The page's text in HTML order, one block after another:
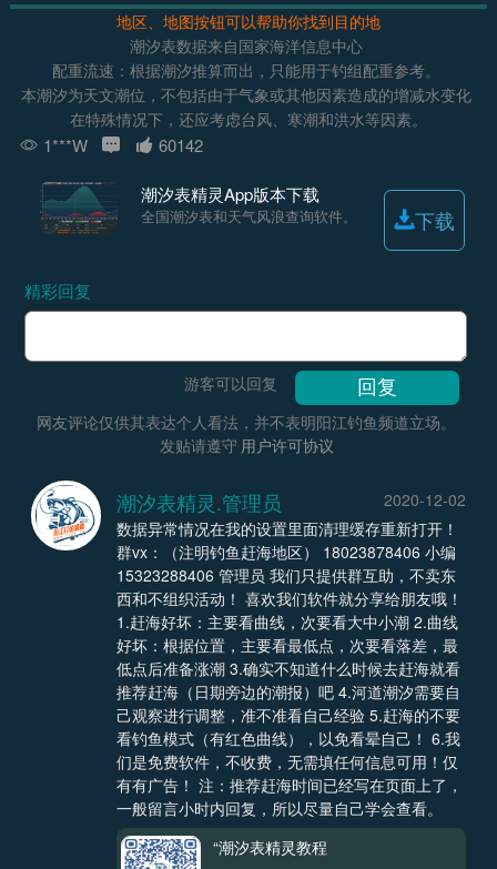
地区、地图按钮可以帮助你找到目的地
潮汐表数据来自国家海洋信息中心
配重流速：根据潮汐推算而出，只能用于钓组配重参考。
本潮汐为天文潮位，不包括由于气象或其他因素造成的增减水变化
在特殊情况下，还应考虑台风、寒潮和洪水等因素。
1***W 60142
潮汐表精灵App版本下载
全国潮汐表和天气风浪查询软件。 下载
精彩回复
游客可以回复
网友评论仅供其表达个人看法，并不表明阳江钓鱼频道立场。
发贴请遵守 用户许可协议
潮汐表精灵.管理员
2020-12-02
数据异常情况在我的设置里面清理缓存重新打开！
群vx：（注明钓鱼赶海地区） 18023878406 小编
15323288406 管理员 我们只提供群互助，不卖东
西和不组织活动！ 喜欢我们软件就分享给朋友哦！
1.赶海好坏：主要看曲线，次要看大中小潮 2.曲线
好坏：根据位置，主要看最低点，次要看落差，最
低点后准备涨潮 3.确实不知道什么时候去赶海就看
推荐赶海（日期旁边的潮报）吧 4.河道潮汐需要自
己观察进行调整，准不准看自己经验 5.赶海的不要
看钓鱼模式（有红色曲线），以免看晕自己！ 6.我
们是免费软件，不收费，无需填任何信息可用！仅
有有广告！ 注：推荐赶海时间已经写在页面上了，
一般留言小时内回复，所以尽量自己学会查看。
“潮汐表精灵教程